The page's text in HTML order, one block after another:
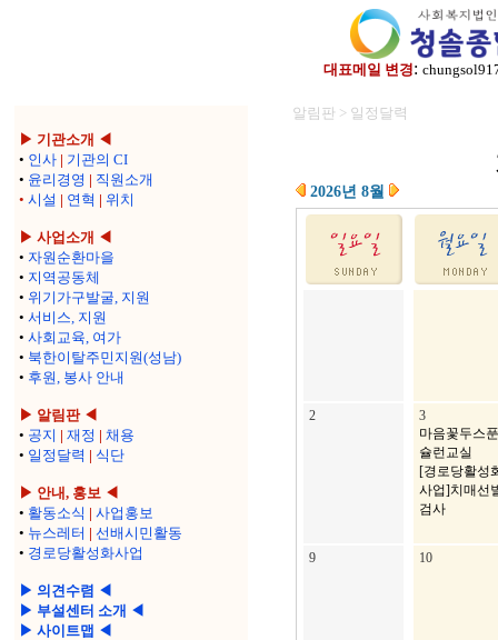
대표메일 변경:
▶ 기관소개 ◀
• 인사 | 기관의 CI
• 윤리경영 | 직원소개
• 시설 | 연혁 | 위치
▶ 사업소개 ◀
• 자원순환마을
• 지역공동체
• 위기가구발굴, 지원
• 서비스, 지원
• 사회교육, 여가
• 북한이탈주민지원(성남)
• 후원, 봉사 안내
▶ 알림판 ◀
• 공지 | 재정 | 채용
• 일정달력 | 식단
▶ 안내, 홍보 ◀
• 활동소식 | 사업홍보
• 뉴스레터 | 선배시민활동
• 경로당활성화사업
▶ 의견수렴 ◀
▶ 부설센터 소개 ◀
▶ 사이트맵 ◀
알림판 > 일정달력
2026년 8월
2
3
마음꽃두스푼
슐런교실
[경로당활성
사업]치매선
검사
9 10